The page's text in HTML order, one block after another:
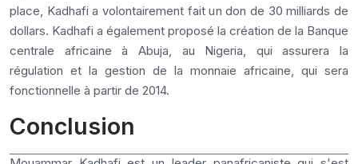
place, Kadhafi a volontairement fait un don de 30 milliards de
dollars. Kadhafi a également proposé la création de la Banque
centrale africaine à Abuja, au Nigeria, qui assurera la
régulation et la gestion de la monnaie africaine, qui sera
fonctionnelle à partir de 2014.
Conclusion